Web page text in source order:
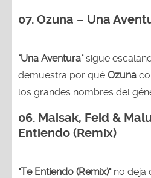
07. Ozuna – Una
"Una Aventura"sigue
demuestra por qué Ozuna
los grandes nombres del
06. Maisak, Feid &
Entiendo (Remix)
"Te Entiendo (Remix)"no deja